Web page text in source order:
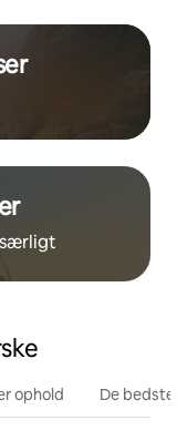
ophold De